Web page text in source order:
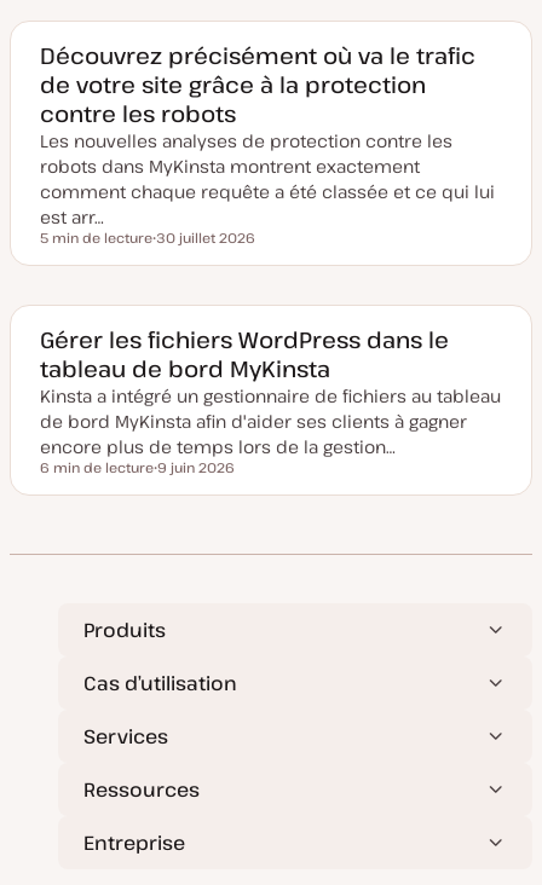
e
e
m
i
s
e
à
j
o
u
r
Découvrez précisément où va le trafic
de votre site grâce à la protection
contre les robots
Les nouvelles analyses de protection contre les
robots dans MyKinsta montrent exactement
comment chaque requête a été classée et ce qui lui
est arr…
Temps de lecture
5 min de lecture
a
e
e
m
i
s
e
à
j
o
u
r
30 juillet 2026
Gérer les fichiers WordPress dans le
tableau de bord MyKinsta
Kinsta a intégré un gestionnaire de fichiers au tableau
de bord MyKinsta afin d'aider ses clients à gagner
encore plus de temps lors de la gestion…
Temps de lecture
6 min de lecture
a
e
à
u
9 juin 2026
Produits
Cas d’utilisation
Services
Ressources
Entreprise